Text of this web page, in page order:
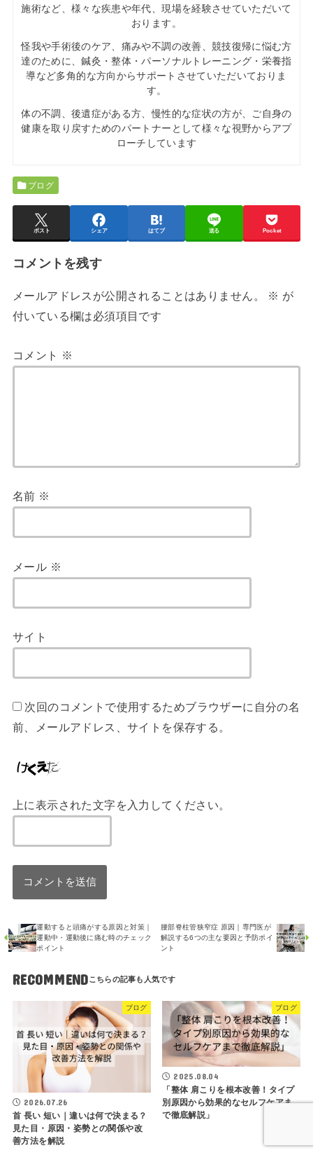
施術など、様々な疾患や年代、現場を経験させていただいて
おります。
怪我や手術後のケア、痛みや不調の改善、競技復帰に悩む方
達のために、鍼灸・整体・パーソナルトレーニング・栄養指
導など多角的な方向からサポートさせていただいておりま
す。
体の不調、後遺症がある方、慢性的な症状の方が、ご自身の
健康を取り戻すためのパートナーとして様々な視野からアプ
ローチしています
ブログ
ポスト シェア はてブ 送る Pocket
コメントを残す
メールアドレスが公開されることはありません。 ※ が
付いている欄は必須項目です
コメント ※
名前 ※
メール ※
サイト
次回のコメントで使用するためブラウザーに自分の名
前、メールアドレス、サイトを保存する。
上に表示された文字を入力してください。
運動すると頭痛がする原因と対策｜
運動中・運動後に痛む時のチェック
ポイント
腰部脊柱管狭窄症 原因｜専門医が
解説する6つの主な要因と予防ポイ
ント
RECOMMEND
ブログ
2026.07.26
首 長い 短い｜違いは何で決まる？
見た目・原因・姿勢との関係や改
善方法を解説
ブログ
2025.08.04
「整体 肩こりを根本改善！タイプ
別原因から効果的なセルフケアま
で徹底解説」